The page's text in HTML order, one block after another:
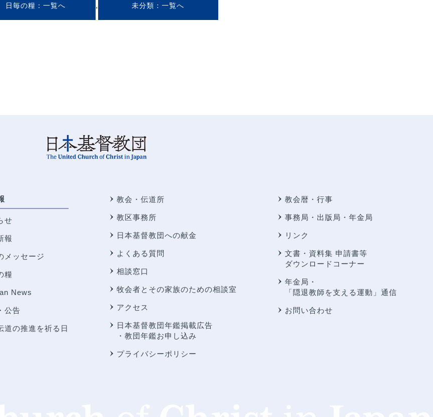
日毎の糧 , 未分類
せ
報
メッセージ
糧
News
公告
道の推進を祈る日
教会・伝道所
教区事務所
日本基督教団への献金
よくある質問
相談窓口
牧会者とその家族のための相談室
アクセス
日本基督教団年鑑掲載広告
・教団年鑑お申し込み
プライバシーポリシー
教会暦・行事
事務局・出版局・年金局
リンク
文書・資料集 申請書等
ダウンロードコーナー
年金局・
「隠退教師を支える運動」通信
お問い合わせ